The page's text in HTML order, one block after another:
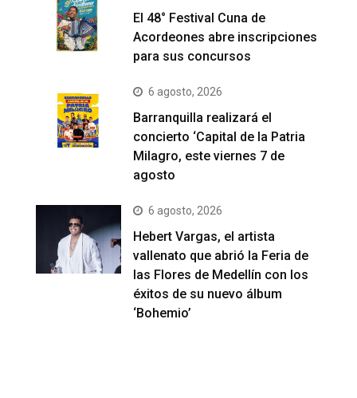
El 48° Festival Cuna de
Acordeones abre inscripciones
para sus concursos
6 agosto, 2026
Barranquilla realizará el
concierto ‘Capital de la Patria
Milagro, este viernes 7 de
agosto
6 agosto, 2026
Hebert Vargas, el artista
vallenato que abrió la Feria de
las Flores de Medellín con los
éxitos de su nuevo álbum
‘Bohemio’